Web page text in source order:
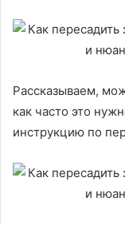
Рассказываем,
как часто это
инструкцию по